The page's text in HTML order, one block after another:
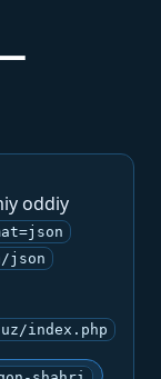
oddiy
json
index.php